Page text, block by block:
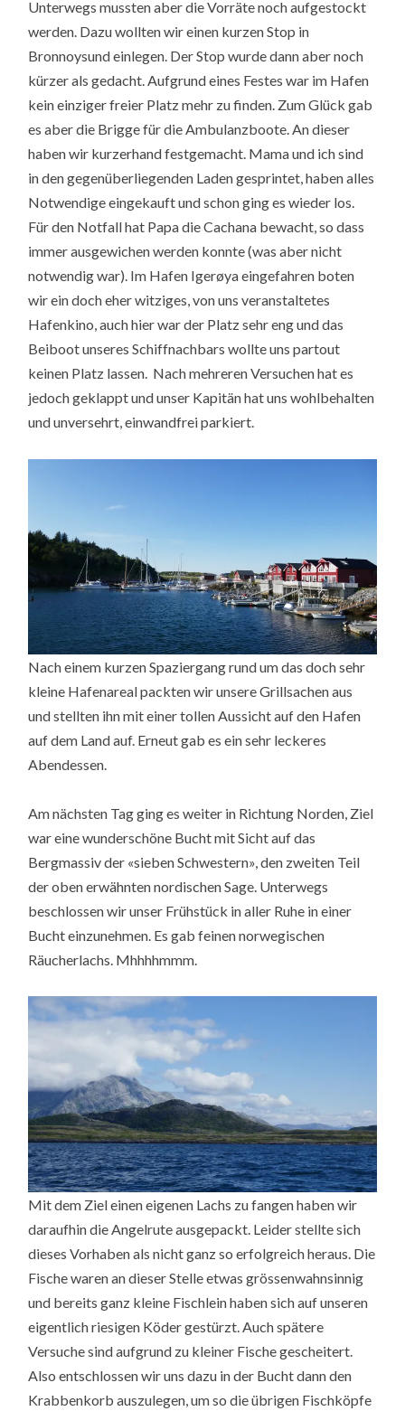
Unterwegs mussten aber die Vorräte noch aufgestockt
werden. Dazu wollten wir einen kurzen Stop in
Bronnoysund einlegen. Der Stop wurde dann aber noch
kürzer als gedacht. Aufgrund eines Festes war im Hafen
kein einziger freier Platz mehr zu finden. Zum Glück gab
es aber die Brigge für die Ambulanzboote. An dieser
haben wir kurzerhand festgemacht. Mama und ich sind
in den gegenüberliegenden Laden gesprintet, haben alles
Notwendige eingekauft und schon ging es wieder los.
Für den Notfall hat Papa die Cachana bewacht, so dass
immer ausgewichen werden konnte (was aber nicht
notwendig war). Im Hafen Igerøya eingefahren boten
wir ein doch eher witziges, von uns veranstaltetes
Hafenkino, auch hier war der Platz sehr eng und das
Beiboot unseres Schiffnachbars wollte uns partout
keinen Platz lassen. Nach mehreren Versuchen hat es
jedoch geklappt und unser Kapitän hat uns wohlbehalten
und unversehrt, einwandfrei parkiert.
Nach einem kurzen Spaziergang rund um das doch sehr
kleine Hafenareal packten wir unsere Grillsachen aus
und stellten ihn mit einer tollen Aussicht auf den Hafen
auf dem Land auf. Erneut gab es ein sehr leckeres
Abendessen.
Am nächsten Tag ging es weiter in Richtung Norden, Ziel
war eine wunderschöne Bucht mit Sicht auf das
Bergmassiv der «sieben Schwestern», den zweiten Teil
der oben erwähnten nordischen Sage. Unterwegs
beschlossen wir unser Frühstück in aller Ruhe in einer
Bucht einzunehmen. Es gab feinen norwegischen
Räucherlachs. Mhhhhmmm.
Mit dem Ziel einen eigenen Lachs zu fangen haben wir
daraufhin die Angelrute ausgepackt. Leider stellte sich
dieses Vorhaben als nicht ganz so erfolgreich heraus. Die
Fische waren an dieser Stelle etwas grössenwahnsinnig
und bereits ganz kleine Fischlein haben sich auf unseren
eigentlich riesigen Köder gestürzt. Auch spätere
Versuche sind aufgrund zu kleiner Fische gescheitert.
Also entschlossen wir uns dazu in der Bucht dann den
Krabbenkorb auszulegen, um so die übrigen Fischköpfe